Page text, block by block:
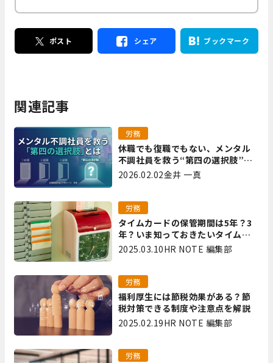
ポスト シェア ブックマーク
関連記事
休職でも復職でもない、メンタル
不調社員を救う“第四の選択肢”と
は｜全国障害年金パートナーズ 宮
労務
2026.02.02金井 一真
タイムカードの保管期間は5年？3
年？いま知っておきたいタイムカ
ード保管方法
労務
2025.03.10HR NOTE 編集部
福利厚生には節税効果がある？節
税対策できる制度や注意点を解説
労務
2025.02.19HR NOTE 編集部
労務